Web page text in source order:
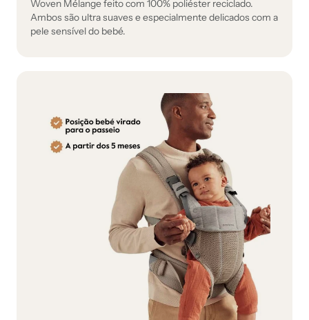
Woven Mélange feito com 100% poliéster reciclado.
Ambos são ultra suaves e especialmente delicados com a
pele sensível do bebé.